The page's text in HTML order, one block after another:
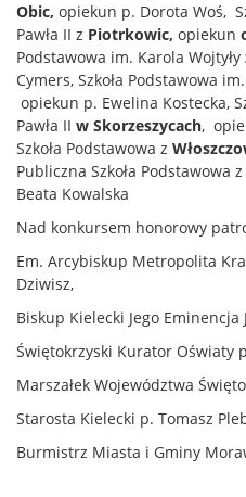
Obic, opiekun p. Dorota Woś,
Pawła II z Piotrkowic, opiekun
Podstawowa im. Karola Wojtyły
Cymers, Szkoła Podstawowa
opiekun p. Ewelina Kostecka,
Pawła II w Skorzeszycach,
Szkoła Podstawowa z
Publiczna Szkoła Podstawowa z
Beata Kowalska
Nad konkursem honorowy
Em. Arcybiskup Metropolita
Dziwisz,
Biskup Kielecki Jego Eminencja
Świętokrzyski Kurator Oświaty
Marszałek Województwa
Starosta Kielecki p. Tomasz
Burmistrz Miasta i Gminy